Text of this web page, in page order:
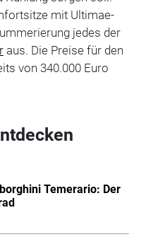
mit Ultimae-
jedes der
aus. Die Preise für den
von 340.000 Euro
Temerario: Der